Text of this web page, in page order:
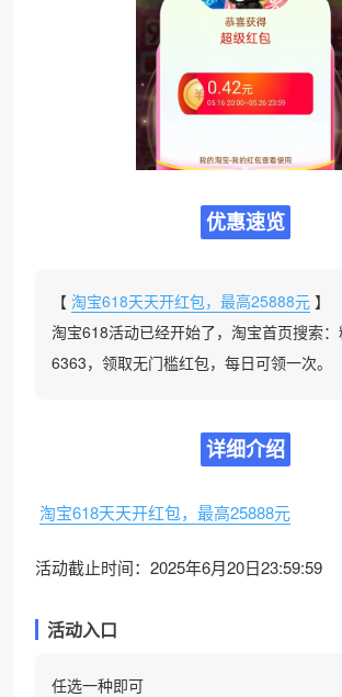
优惠速览
【 淘宝618天天开红包，最高25888元 】
淘宝618活动已经开始了，淘宝首页搜索
6363，领取无门槛红包，每日可领一次。
详细介绍
淘宝618天天开红包，最高25888元
活动截止时间：2025年6月20日23:59:59
活动入口
任选一种即可